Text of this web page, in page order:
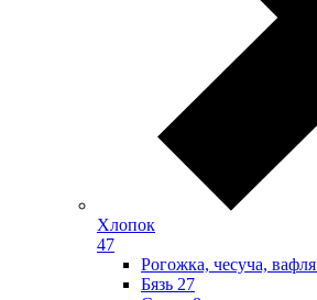
Хлопок
47
Рогожка, чесуча, вафля
Бязь 27